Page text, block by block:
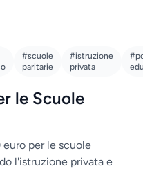
#scuole
paritarie
#istruzione
privata
le Scuole
euro per le scuole
l'istruzione privata e